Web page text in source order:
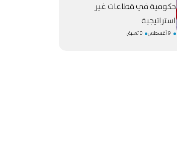
حكومية في قطاعات غير
استراتيجية
9 أغسطس 0 تعليق